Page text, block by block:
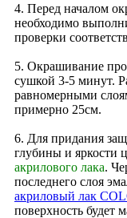
4. Перед началом
необходимо
проверки
5. Окрашивание
сушкой 3-5 минут.
равномерными
примерно 25см.
6. Для придания
глубины и яркости
акрилового лака.
последнего слоя
акриловый лак
поверхность будет